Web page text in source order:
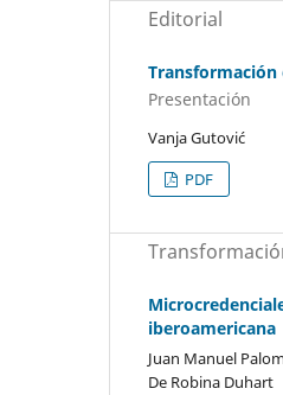
Editorial
Transformación
Presentación
Vanja Gutović
PDF
iberoamericana
Juan Manuel
De Robina Duhart